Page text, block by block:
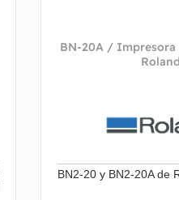
BN-20A /
Roland
BN2-20 y BN2-20A de